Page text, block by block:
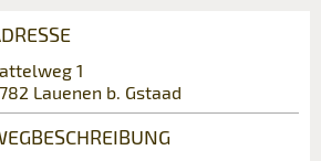
1
Lauenen b. Gstaad